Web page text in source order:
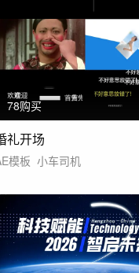
78购买
礼开场
模板 小车司机